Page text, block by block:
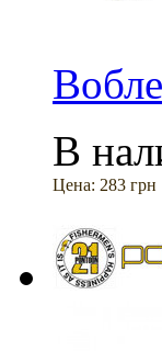
В
Цена: 283 грн